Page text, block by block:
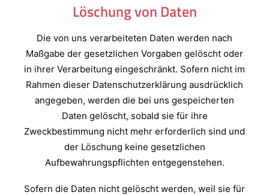
Löschung von Daten
Die von uns verarbeiteten Daten werden nach
Maßgabe der gesetzlichen Vorgaben gelöscht oder
in ihrer Verarbeitung eingeschränkt. Sofern nicht im
Rahmen dieser Datenschutzerklärung ausdrücklich
angegeben, werden die bei uns gespeicherten
Daten gelöscht, sobald sie für ihre
Zweckbestimmung nicht mehr erforderlich sind und
der Löschung keine gesetzlichen
Aufbewahrungspflichten entgegenstehen.
Sofern die Daten nicht gelöscht werden, weil sie für